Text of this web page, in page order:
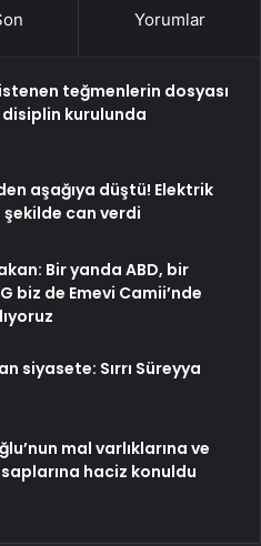
Yorumlar
teğmenlerin dosyası
disiplin kurulunda
aşağıya düştü! Elektrik
can verdi
Bir yanda ABD, bir
biz de Emevi Camii’nde
siyasete: Sırrı Süreyya
mal varlıklarına ve
haciz konuldu